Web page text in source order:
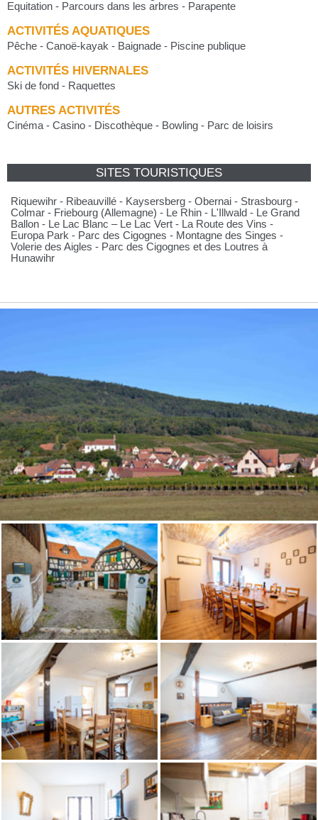
Equitation - Parcours dans les arbres - Parapente
ACTIVITÉS AQUATIQUES
Pêche - Canoë-kayak - Baignade - Piscine publique
ACTIVITÉS HIVERNALES
Ski de fond - Raquettes
AUTRES ACTIVITÉS
Cinéma - Casino - Discothèque - Bowling - Parc de loisirs
SITES TOURISTIQUES
Riquewihr - Ribeauvillé - Kaysersberg - Obernai - Strasbourg -
Colmar - Friebourg (Allemagne) - Le Rhin - L'Illwald - Le Grand
Ballon - Le Lac Blanc – Le Lac Vert - La Route des Vins -
Europa Park - Parc des Cigognes - Montagne des Singes -
Volerie des Aigles - Parc des Cigognes et des Loutres à
Hunawihr